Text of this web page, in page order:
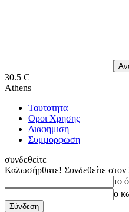
30.5 C
Athens
Ταυτοτητα
Οροι Χρησης
Διαφημιση
Συμμορφωση
συνδεθείτε
Καλωσήρθατε! Συνδεθείτε στον
το
ο